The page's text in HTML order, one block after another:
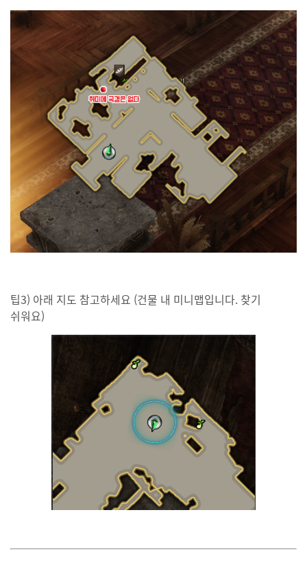
팁3) 아래 지도 참고하세요 (건물 내 미니맵입니다. 찾기
쉬워요)